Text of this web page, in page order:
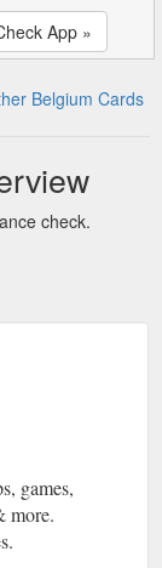
App »
Belgium Cards
check.
games,
more.